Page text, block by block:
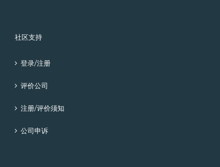
社区支持
登录/注册
评价公司
注册/评价须知
公司申诉